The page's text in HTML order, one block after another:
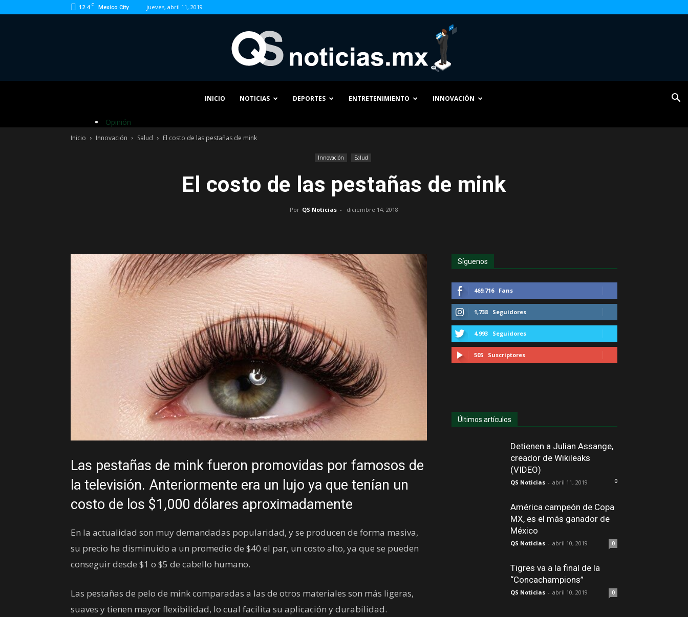
12.4 C Mexico City jueves, abril 11, 2019
Noticias
INICIO NOTICIAS DEPORTES ENTRETENIMIENTO INNOVACIÓN
Opinión
Inicio Innovación Salud El costo de las pestañas de mink
Innovación Salud
El costo de las pestañas de mink
Por QS Noticias - diciembre 14, 2018
Las pestañas de mink fueron promovidas por famosos de
la televisión. Anteriormente era un lujo ya que tenían un
costo de los $1,000 dólares aproximadamente
En la actualidad son muy demandadas popularidad, y se producen de forma masiva,
su precio ha disminuido a un promedio de $40 el par, un costo alto, ya que se pueden
conseguir desde $1 o $5 de cabello humano.
Las pestañas de pelo de mink comparadas a las de otros materiales son más ligeras,
suaves y tienen mayor flexibilidad, lo cual facilita su aplicación y durabilidad.
Síguenos
469,716 Fans
1,738 Seguidores
4,993 Seguidores
505 Suscriptores
Últimos artículos
Detienen a Julian Assange,
creador de Wikileaks
(VIDEO)
QS Noticias - abril 11, 2019 0
América campeón de Copa
MX, es el más ganador de
México
QS Noticias - abril 10, 2019 0
Tigres va a la final de la
“Concachampions”
QS Noticias - abril 10, 2019 0